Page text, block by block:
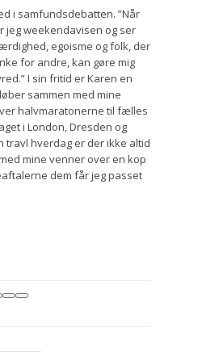
i samfundsdebatten. ”Når
jeg weekendavisen og ser
egoisme og folk, der
for andre, kan gøre mig
I sin fritid er Karen en
sammen med mine
halvmaratonerne til fælles
i London, Dresden og
travl hverdag er der ikke altid
mine venner over en kop
dem får jeg passet